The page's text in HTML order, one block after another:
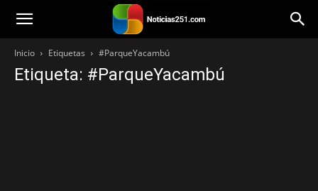
Noticias251
Inicio Etiquetas #ParqueYacambú
Etiqueta: #ParqueYacambú